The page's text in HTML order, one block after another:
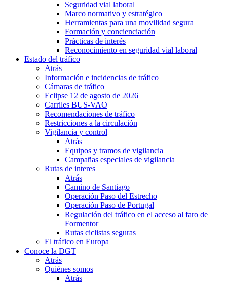
Seguridad vial laboral
Marco normativo y estratégico
Herramientas para una movilidad segura
Formación y concienciación
Prácticas de interés
Reconocimiento en seguridad vial laboral
Estado del tráfico
Atrás
Información e incidencias de tráfico
Cámaras de tráfico
Eclipse 12 de agosto de 2026
Carriles BUS-VAO
Recomendaciones de tráfico
Restricciones a la circulación
Vigilancia y control
Atrás
Equipos y tramos de vigilancia
Campañas especiales de vigilancia
Rutas de interes
Atrás
Camino de Santiago
Operación Paso del Estrecho
Operación Paso de Portugal
Regulación del tráfico en el acceso al faro de
Formentor
Rutas ciclistas seguras
El tráfico en Europa
Conoce la DGT
Atrás
Quiénes somos
Atrás